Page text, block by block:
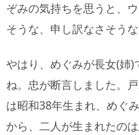
ぞみの気持ちを思うと、
そうな、申し訳なさそう
やはり、めぐみが長女(姉
ね。忠が断言しました。
は昭和38年生まれ、めぐ
から、二人が生まれたの